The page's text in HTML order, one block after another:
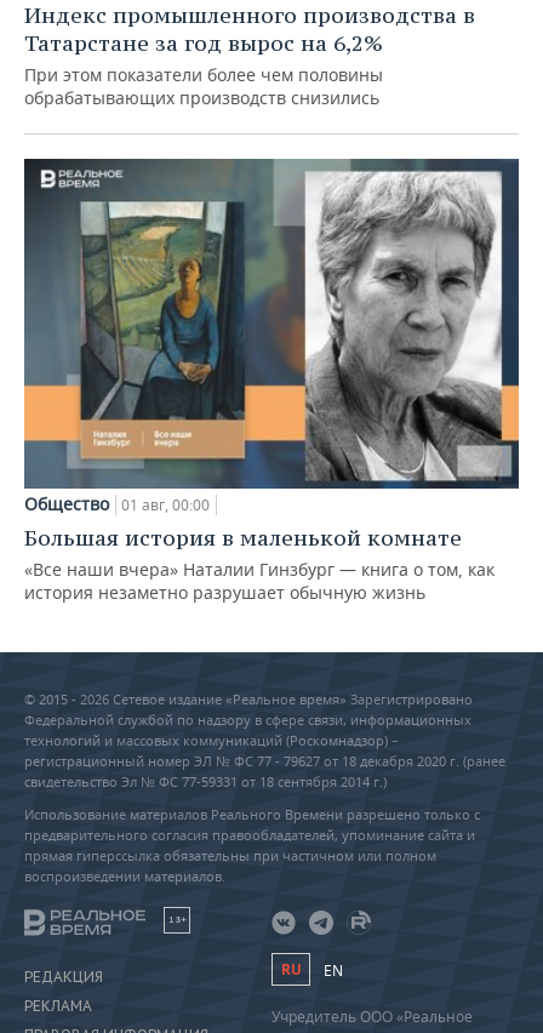
Индекс промышленного производства в
Татарстане за год вырос на 6,2%
При этом показатели более чем половины
обрабатывающих производств снизились
Общество 01 авг, 00:00
Большая история в маленькой комнате
«Все наши вчера» Наталии Гинзбург — книга о том, как
история незаметно разрушает обычную жизнь
© 2015 - 2026 Сетевое издание «Реальное время» Зарегистрировано
Федеральной службой по надзору в сфере связи, информационных
технологий и массовых коммуникаций (Роскомнадзор) –
регистрационный номер ЭЛ № ФС 77 - 79627 от 18 декабря 2020 г. (ранее
свидетельство Эл № ФС 77-59331 от 18 сентября 2014 г.)
Использование материалов Реального Времени разрешено только с
предварительного согласия правообладателей, упоминание сайта и
прямая гиперссылка обязательны при частичном или полном
воспроизведении материалов.
18+
РЕДАКЦИЯ
РЕКЛАМА
RU EN
Учредитель ООО «Реальное